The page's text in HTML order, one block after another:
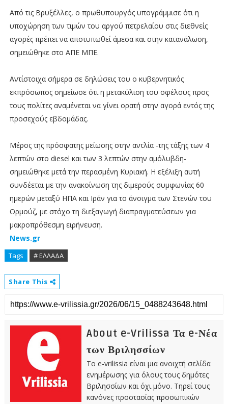
Από τις Βρυξέλλες, ο πρωθυπουργός υπογράμμισε ότι η
υποχώρηση των τιμών του αργού πετρελαίου στις διεθνείς
αγορές πρέπει να αποτυπωθεί άμεσα και στην κατανάλωση,
σημειώθηκε στο ΑΠΕ ΜΠΕ.
Αντίστοιχα σήμερα σε δηλώσεις του ο κυβερνητικός
εκπρόσωπος σημείωσε ότι η μετακύλιση του οφέλους προς
τους πολίτες αναμένεται να γίνει ορατή στην αγορά εντός της
προσεχούς εβδομάδας.
Μέρος της πρόσφατης μείωσης στην αντλία -της τάξης των 4
λεπτών στο diesel και των 3 λεπτών στην αμόλυβδη-
σημειώθηκε μετά την περασμένη Κυριακή. Η εξέλιξη αυτή
συνδέεται με την ανακοίνωση της διμερούς συμφωνίας 60
ημερών μεταξύ ΗΠΑ και Ιράν για το άνοιγμα των Στενών του
Ορμούζ, με στόχο τη διεξαγωγή διαπραγματεύσεων για
μακροπρόθεσμη ειρήνευση.
News.gr
Tags # ΕΛΛΑΔΑ
Share This
About e-Vrilissa Τα e-Νέα
των Βριλησσίων
Το e-vrilissia είναι μια ανοιχτή σελίδα
ενημέρωσης για όλους τους δημότες
Βριλησσίων και όχι μόνο. Τηρεί τους
κανόνες προστασίας προσωπικών